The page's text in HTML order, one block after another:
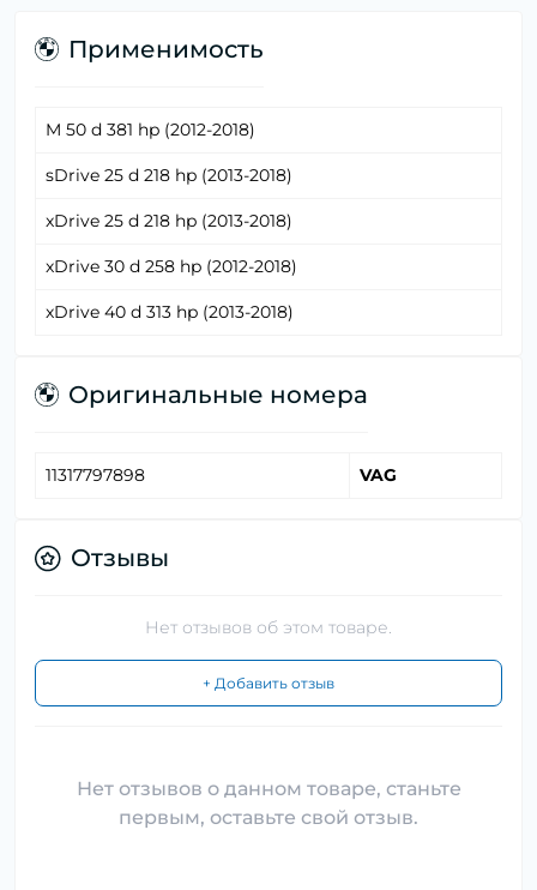
Применимость
M 50 d 381 hp (2012-2018)
sDrive 25 d 218 hp (2013-2018)
xDrive 25 d 218 hp (2013-2018)
xDrive 30 d 258 hp (2012-2018)
xDrive 40 d 313 hp (2013-2018)
Оригинальные номера
11317797898 VAG
Отзывы
Нет отзывов об этом товаре.
+ Добавить отзыв
Нет отзывов о данном товаре, станьте
первым, оставьте свой отзыв.